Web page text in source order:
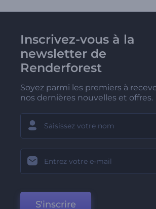
Inscrivez-vous à la
newsletter de
Renderforest
Soyez parmi les premiers à
nos dernières nouvelles et offres.
S'inscrire